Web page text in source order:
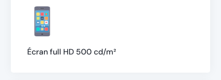
Écran full HD 500 cd/m²